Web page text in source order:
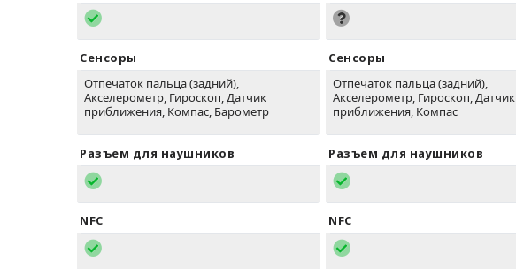
Сенсоры
Отпечаток пальца (задний),
Акселерометр, Гироскоп, Датчик
приближения, Компас, Барометр
Разъем для наушников
NFC
Сенсоры
Отпечаток пальца (задний),
Акселерометр, Гироскоп, Датчик
приближения, Компас
Разъем для наушников
NFC